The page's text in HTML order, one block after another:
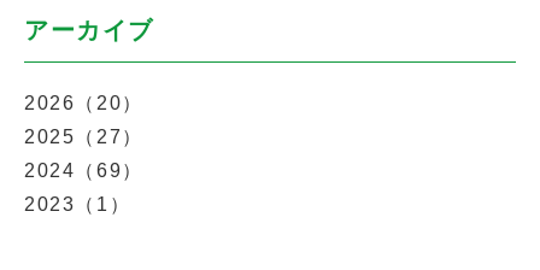
アーカイブ
2026（20）
2025（27）
2024（69）
2023（1）